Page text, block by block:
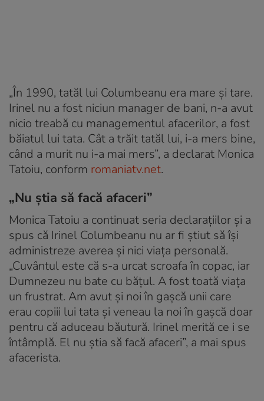
„În 1990, tatăl lui Columbeanu era mare și tare.
Irinel nu a fost niciun manager de bani, n-a avut
nicio treabă cu managementul afacerilor, a fost
băiatul lui tata. Cât a trăit tatăl lui, i-a mers bine,
când a murit nu i-a mai mers”, a declarat Monica
Tatoiu, conform romaniatv.net.
„Nu știa să facă afaceri”
Monica Tatoiu a continuat seria declarațiilor și a
spus că Irinel Columbeanu nu ar fi știut să își
administreze averea și nici viața personală.
„Cuvântul este că s-a urcat scroafa în copac, iar
Dumnezeu nu bate cu bățul. A fost toată viața
un frustrat. Am avut și noi în gașcă unii care
erau copiii lui tata și veneau la noi în gașcă doar
pentru că aduceau băutură. Irinel merită ce i se
întâmplă. El nu știa să facă afaceri”, a mai spus
afacerista.